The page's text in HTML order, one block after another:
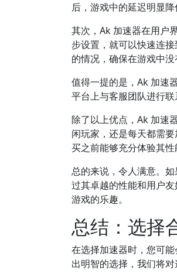
后，游戏中的延迟明显
其次，Ak 加速器在用户
步设置，就可以快速连
的情况，确保在游戏中没
值得一提的是，Ak 加速
平台上与客服团队进行
除了以上优点，Ak 加速
闲玩家，还是每天都需
买之前能够充分体验其性
总的来说，令人满意。
过其卓越的性能和用户
游戏的乐趣。
总结：选择
在选择加速器时，您可
出明智的选择，我们将